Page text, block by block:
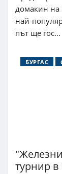
домакин на
най-
път ще гос...
БУРГАС
турнир в